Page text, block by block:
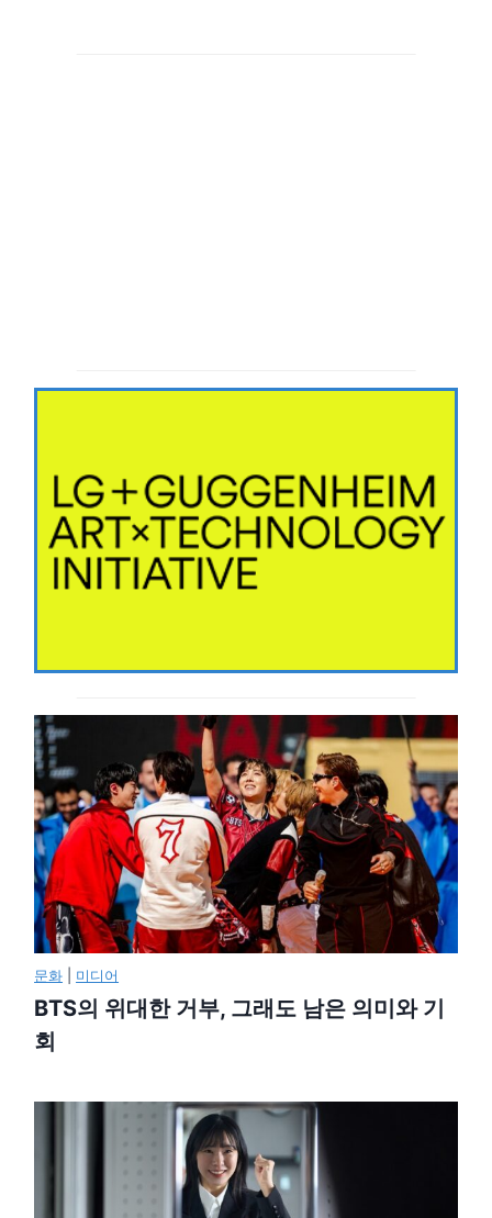
문화 미디어
BTS의 위대한 거부, 그래도 남은 의미와 기
회